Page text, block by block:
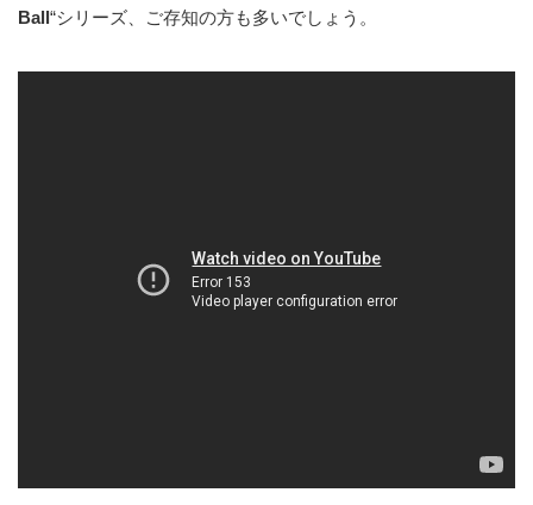
Ball“シリーズ、ご存知の方も多いでしょう。